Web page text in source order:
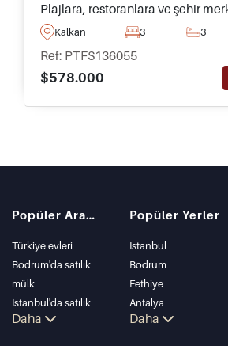
Plajlara, restoranlara ve şehir
sakin butik bir projede yer
Kalkan 3 3
Ref: PTFS136055
$578.000
Popüler Aramalar
Türkiye evleri
Bodrum'da satılık
mülk
İstanbul'da satılık
daire
Daha
Popüler Yerler
Istanbul
Bodrum
Fethiye
Antalya
Kalkan
Daha